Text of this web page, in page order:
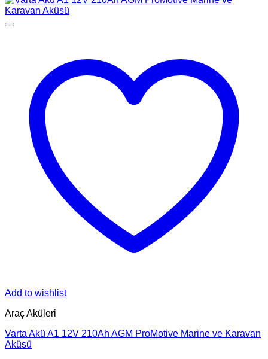
Add to wishlist
Araç Aküleri
Varta Akü A1 12V 210Ah AGM ProMotive Marine ve Karavan
Aküsü